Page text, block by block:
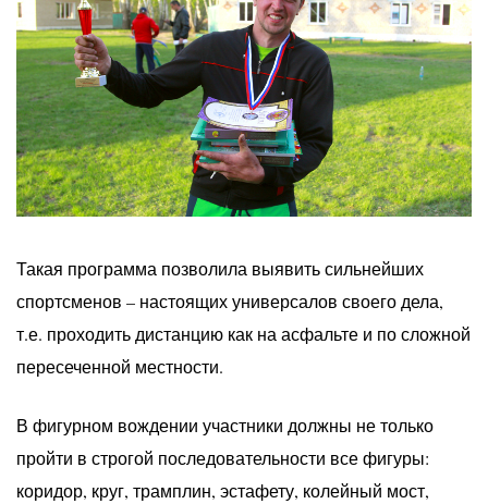
Такая программа позволила выявить сильнейших
спортсменов – настоящих универсалов своего дела,
т.е. проходить дистанцию как на асфальте и по сложной
пересеченной местности.
В фигурном вождении участники должны не только
пройти в строгой последовательности все фигуры:
коридор, круг, трамплин, эстафету, колейный мост,